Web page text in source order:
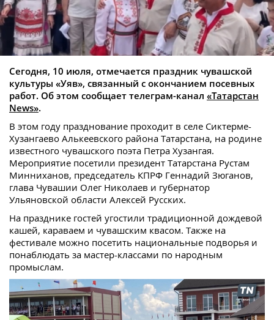
Сегодня, 10 июля, отмечается праздник чувашской
культуры «Уяв», связанный с окончанием посевных
работ. Об этом сообщает телеграм-канал «Татарстан
News».
В этом году празднование проходит в селе Сиктерме-
Хузангаево Алькеевского района Татарстана, на родине
известного чувашского поэта Петра Хузангая.
Мероприятие посетили президент Татарстана Рустам
Минниханов, председатель КПРФ Геннадий Зюганов,
глава Чувашии Олег Николаев и губернатор
Ульяновской области Алексей Русских.
На празднике гостей угостили традиционной дождевой
кашей, караваем и чувашским квасом. Также на
фестивале можно посетить национальные подворья и
понаблюдать за мастер-классами по народным
промыслам.